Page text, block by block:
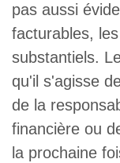
pas aussi
facturables,
substantiels.
qu'il s'agisse
de la
financière ou
la prochaine